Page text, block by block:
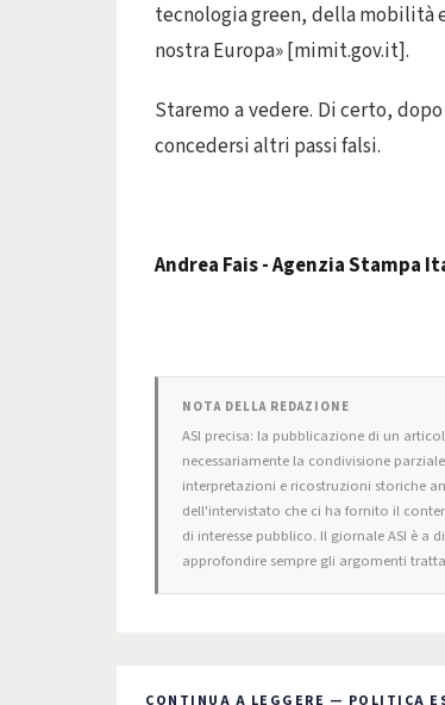
tecnologia green, della mobilità
nostra Europa» [mimit.gov.it].
Staremo a vedere. Di certo,
concedersi altri passi falsi.
Andrea Fais - Agenzia Stampa
NOTA DELLA REDAZIONE
ASI precisa: la pubblicazione di un
necessariamente la condivisione
interpretazioni e ricostruzioni storiche
dell'intervistato che ci ha fornito il
di interesse pubblico. Il giornale ASI è
approfondire sempre gli argomenti
CONTINUA A LEGGERE — POLITICA